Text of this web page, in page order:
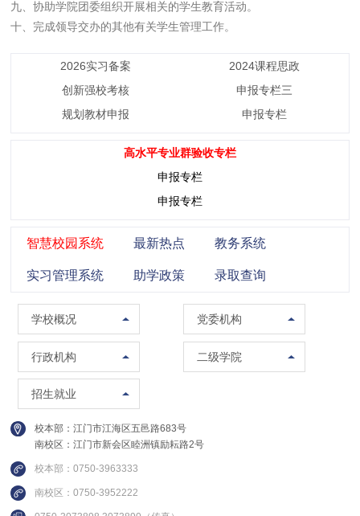
九、协助学院团委组织开展相关的学生教育活动。
十、完成领导交办的其他有关学生管理工作。
2026实习备案
2024课程思政
创新强校考核
申报专栏三
规划教材申报
申报专栏
高水平专业群验收专栏
申报专栏
申报专栏
智慧校园系统
实习管理系统
最新热点
助学政策
教务系统
录取查询
学校概况
学校概况
校训精神
现任领导
组织架构
联系方式
视频集锦
党委机构
党委组织部（党校）
党委宣传部（普法办公室）
党委统战部
行政机构
党政办公室（法制办公室）
南校区管委会办公室
人事处（教师发展中心）
教务处
质量与评建办公室
数据中心
二级学院
马克思主义学院
管理学院
招生就业
招生办公室
继续教育学院
创新精英班
校本部：江门市江海区五邑路683号
南校区：江门市新会区睦洲镇励耘路2号
校本部：0750-3963333
南校区：0750-3952222